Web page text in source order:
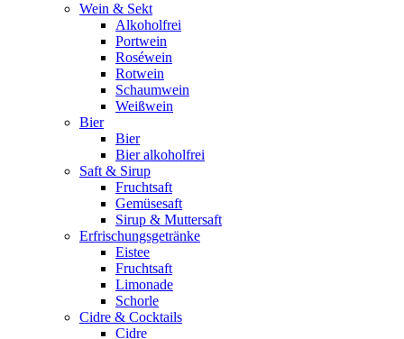
Wein & Sekt
Alkoholfrei
Portwein
Roséwein
Rotwein
Schaumwein
Weißwein
Bier
Bier
Bier alkoholfrei
Saft & Sirup
Fruchtsaft
Gemüsesaft
Sirup & Muttersaft
Erfrischungsgetränke
Eistee
Fruchtsaft
Limonade
Schorle
Cidre & Cocktails
Cidre